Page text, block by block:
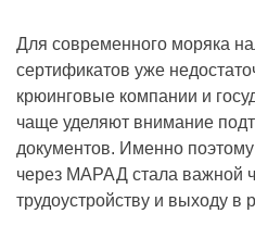
Для современного моряка
сертификатов уже
крюинговые компании и
чаще уделяют внимание
документов. Именно
через МАРАД стала важной
трудоустройству и выходу в